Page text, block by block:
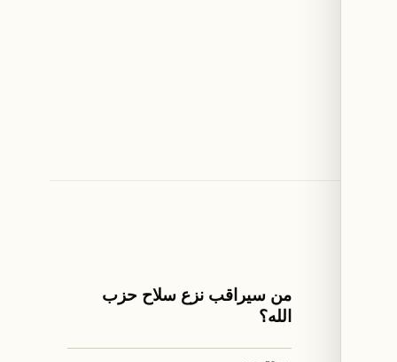
من سيراقب نزع سلاح حزب
الله؟